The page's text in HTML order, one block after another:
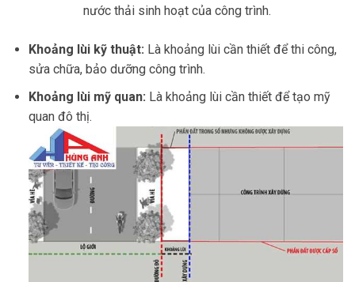
nước thải sinh hoạt của công trình.
Khoảng lùi kỹ thuật: Là khoảng lùi cần thiết để thi công,
sửa chữa, bảo dưỡng công trình.
Khoảng lùi mỹ quan: Là khoảng lùi cần thiết để tạo mỹ
quan đô thị.